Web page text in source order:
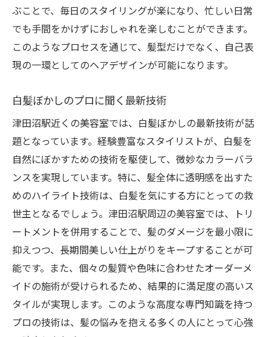
ぶことで、毎日のスタイリングが楽になり、忙しい日常
でも手間をかけずにおしゃれを楽しむことができます。
このようなプロセスを通じて、髪型だけでなく、自己表
現の一環としてのヘアデザインが可能になります。
白髪ぼかしのプロに聞く最新技術
津田沼駅近くの美容室では、白髪ぼかしの最新技術が話
題となっています。経験豊富なスタイリストが、白髪を
自然にぼかすための技術を駆使して、微妙なカラーバラ
ンスを実現しています。特に、髪全体に透明感を出すた
めのハイライト技術は、白髪を気にする方にとっての救
世主となるでしょう。津田沼駅周辺の美容室では、トリ
ートメントを併用することで、髪のダメージを最小限に
抑えつつ、長期間美しい仕上がりをキープすることが可
能です。また、個々の髪質や色味に合わせたオーダーメ
イドの施術が受けられるため、結果的に満足度の高いス
タイルが実現します。このような高度な専門知識を持つ
プロの技術は、髪の悩みを抱える多くの人にとって心強